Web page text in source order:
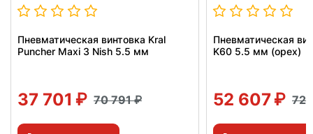
Пневматическая винтовка Kral
Puncher Maxi 3 Nish 5.5 мм
37 701 70 791
Пневматическая
K60 5.5 мм (орех)
52 607 72